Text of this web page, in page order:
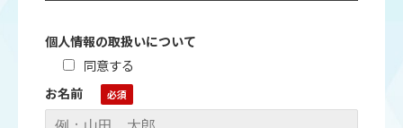
個人情報の取扱いについて
同意する
お名前